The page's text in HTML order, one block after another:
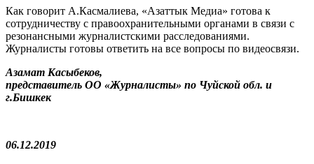
Как говорит А.Касмалиева, «Азаттык Медиа» готова к
сотрудничеству с правоохранительными органами в связи с
резонансными журналистскими расследованиями.
Журналисты готовы ответить на все вопросы по видеосвязи.
Азамат Касыбеков,
представитель ОО «Журналисты» по Чуйской обл. и
г.Бишкек
06.12.2019